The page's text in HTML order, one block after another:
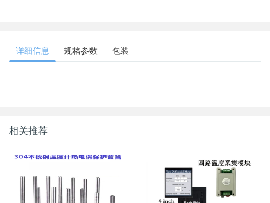
详细信息 规格参数 包装
相关推荐